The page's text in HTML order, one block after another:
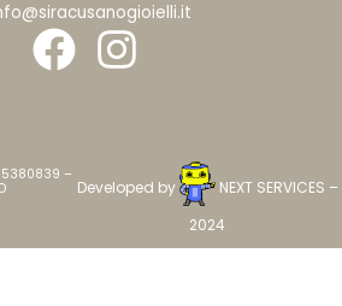
–
Developed by NEXT SERVICES –
2024